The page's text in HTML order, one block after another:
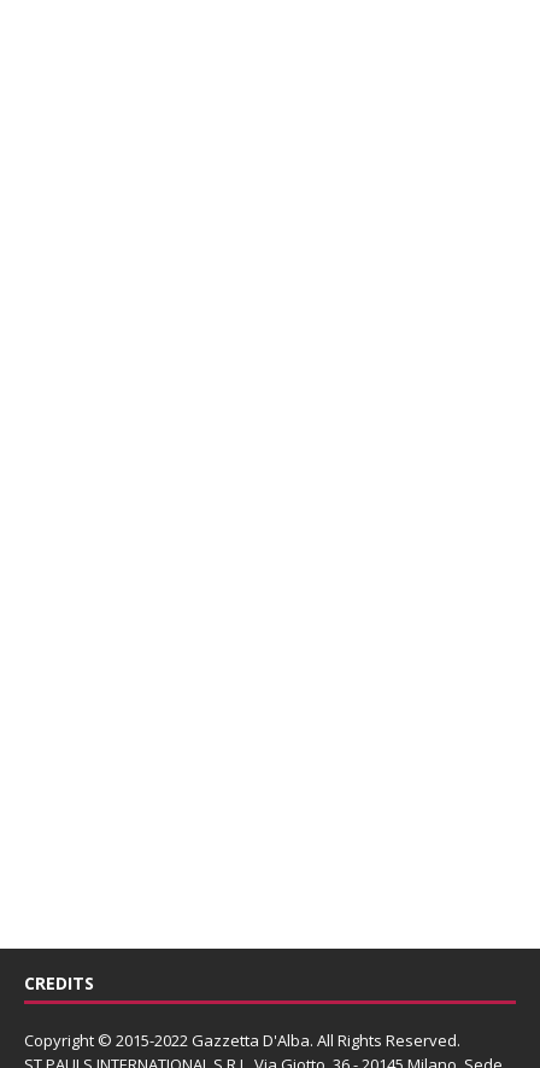
CREDITS
Copyright © 2015-2022 Gazzetta D'Alba. All Rights Reserved.